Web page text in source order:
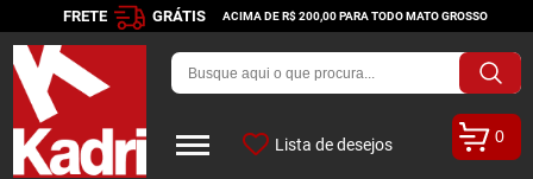
FRETE GRÁTIS ACIMA DE R$ 200,00 PARA TODO MATO GROSSO
Lista de desejos 0